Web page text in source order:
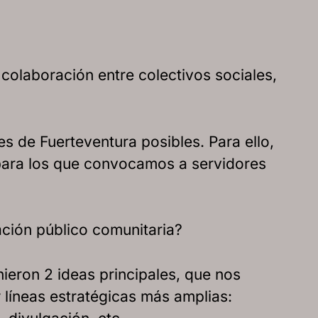
entre colectivos sociales,
de Fuerteventura posibles. Para ello,
los que convocamos a servidores
público comunitaria?
2 ideas principales, que nos
estratégicas más amplias: